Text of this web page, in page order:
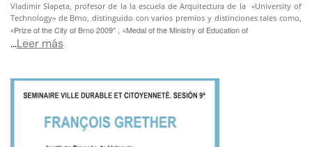
Vladimir Slapeta, profesor de la la escuela de Arquitectura de la «University of
Technology» de Brno, distinguido con varios premios y distinciones tales como,
«Prize of the City of Brno 2009″ , «Medal of the Ministry of Education of
…Leer más